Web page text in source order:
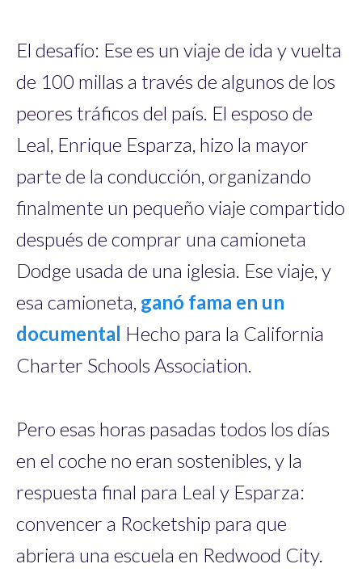
El desafío: Ese es un viaje de ida y vuelta
de 100 millas a través de algunos de los
peores tráficos del país. El esposo de
Leal, Enrique Esparza, hizo la mayor
parte de la conducción, organizando
finalmente un pequeño viaje compartido
después de comprar una camioneta
Dodge usada de una iglesia. Ese viaje, y
esa camioneta, ganó fama en un
documental Hecho para la California
Charter Schools Association.
Pero esas horas pasadas todos los días
en el coche no eran sostenibles, y la
respuesta final para Leal y Esparza:
convencer a Rocketship para que
abriera una escuela en Redwood City.